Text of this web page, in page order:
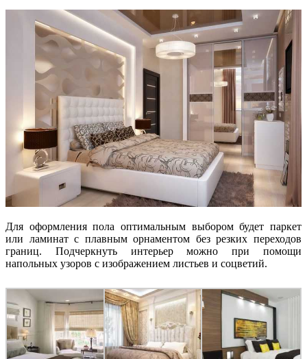
Для оформления пола оптимальным выбором будет паркет
или ламинат с плавным орнаментом без резких переходов
границ. Подчеркнуть интерьер можно при помощи
напольных узоров с изображением листьев и соцветий.